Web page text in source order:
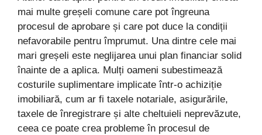
mai multe greșeli comune care pot îngreuna
procesul de aprobare și care pot duce la condiții
nefavorabile pentru împrumut. Una dintre cele mai
mari greșeli este neglijarea unui plan financiar solid
înainte de a aplica. Mulți oameni subestimează
costurile suplimentare implicate într-o achiziție
imobiliară, cum ar fi taxele notariale, asigurările,
taxele de înregistrare și alte cheltuieli neprevăzute,
ceea ce poate crea probleme în procesul de